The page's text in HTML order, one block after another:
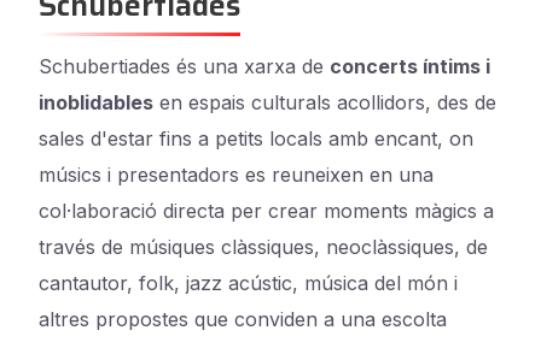
Schubertiades és una xarxa de concerts íntims i
inoblidables en espais culturals acollidors, des de
sales d'estar fins a petits locals amb encant, on
músics i presentadors es reuneixen en una
col·laboració directa per crear moments màgics a
través de músiques clàssiques, neoclàssiques, de
cantautor, folk, jazz acústic, música del món i
altres propostes que conviden a una escolta